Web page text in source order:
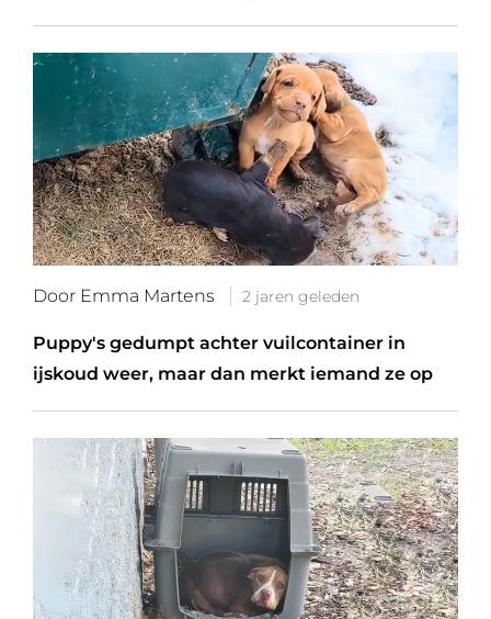
Door Emma Martens 2 jaren geleden
Puppy's gedumpt achter vuilcontainer in
ijskoud weer, maar dan merkt iemand ze op